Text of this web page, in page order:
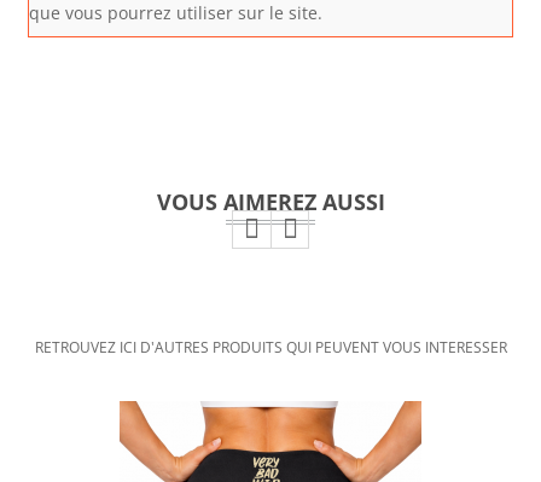
que vous pourrez utiliser sur le site.
VOUS AIMEREZ AUSSI
RETROUVEZ ICI D'AUTRES PRODUITS QUI PEUVENT VOUS INTERESSER